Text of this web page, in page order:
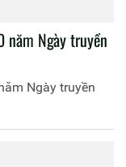
Ngày truyền
Ngày truyền